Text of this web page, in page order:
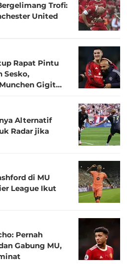
Trofi:
United
Rapat Pintu
Sesko,
Gigit
Alternatif
Radar jika
di MU
League Ikut
Pernah
Gabung MU,